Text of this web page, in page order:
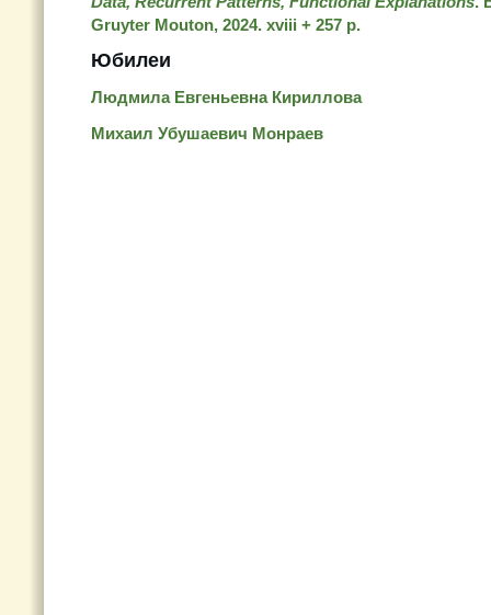
Gruyter Mouton, 2024. xviii + 257 p.
Юбилеи
Людмила Евгеньевна Кириллова
Михаил Убушаевич Монраев